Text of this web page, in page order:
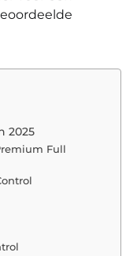
2025
Full